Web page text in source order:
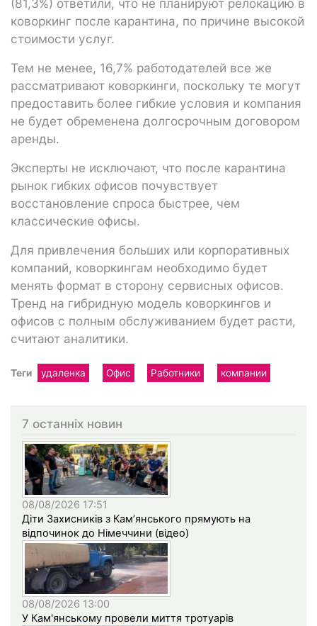
коворкинг после карантина, по причине высокой
стоимости услуг.
Тем не менее, 16,7% работодателей все же
рассматривают коворкинги, поскольку те могут
предоставить более гибкие условия и компания
не будет обременена долгосрочным договором
аренды.
Эксперты не исключают, что после карантина
рынок гибких офисов почувствует
восстановление спроса быстрее, чем
классические офисы.
Для привлечения больших или корпоративных
компаний, коворкингам необходимо будет
менять формат в сторону сервисных офисов.
Тренд на гибридную модель коворкингов и
офисов с полным обслуживанием будет расти,
считают аналитики.
Теги удаленка Офис Работники компании
7 останніх новин
08/08/2026 17:51
Діти Захисників з Кам’янського прямують на
відпочинок до Німеччини (відео)
08/08/2026 13:00
У Кам'янському провели миття тротуарів